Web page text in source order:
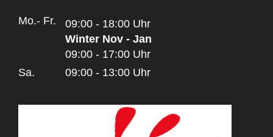
Mo.- Fr. 09:00 - 18:00 Uhr
Winter Nov - Jan
09:00 - 17:00 Uhr
Sa.
09:00 - 13:00 Uhr